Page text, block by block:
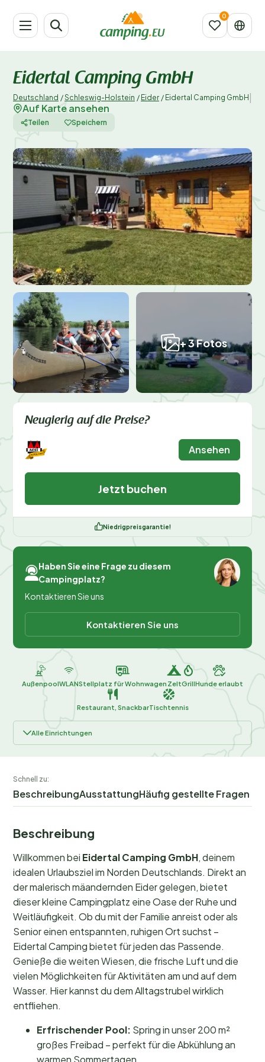
Eidertal Camping GmbH
Deutschland /Schleswig-Holstein / Eider / Eidertal Camping GmbH
Auf Karte ansehen
Teilen Speichern
+ 3 Fotos
Neugierig auf die Preise?
Ansehen
Jetzt buchen
Niedrigpreisgarantie!
Haben Sie eine Frage zu diesem
Campingplatz?
Kontaktieren Sie uns
Kontaktieren Sie uns
AußenpoolWLANStellplatz für Wohnwagen ZeltGrillHunde erlaubt
Restaurant, SnackbarTischtennis
Alle Einrichtungen
Schnell zu:
BeschreibungAusstattungHäufig gestellte Fragen
Beschreibung
Willkommen bei Eidertal Camping GmbH, deinem
idealen Urlaubsziel im Norden Deutschlands. Direkt an
der malerisch mäandernden Eider gelegen, bietet
dieser kleine Campingplatz eine Oase der Ruhe und
Weitläufigkeit. Ob du mit der Familie anreist oder als
Senior einen entspannten, ruhigen Ort suchst –
Eidertal Camping bietet für jeden das Passende.
Genieße die weiten Wiesen, die frische Luft und die
vielen Möglichkeiten für Aktivitäten am und auf dem
Wasser. Hier kannst du dem Alltagstrubel wirklich
entfliehen.
Erfrischender Pool: Spring in unser 200 m²
großes Freibad – perfekt für die Abkühlung an
warmen Sommertagen.